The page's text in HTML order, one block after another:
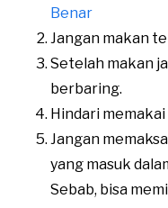
Benar
Jangan makan
Setelah makan
berbaring.
Hindari
Jangan
yang masuk
Sebab, bisa